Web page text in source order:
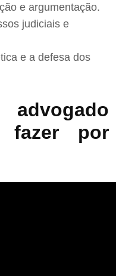
e argumentação.
judiciais e
e a defesa dos
fazer por